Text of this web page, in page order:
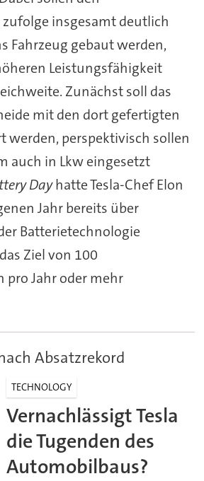
insgesamt deutlich
Fahrzeug gebaut werden,
Leistungsfähigkeit
Zunächst soll das
mit den dort gefertigten
werden, perspektivisch sollen
auch in Lkw eingesetzt
Dayhatte Tesla-Chef Elon
Jahr bereits über
Batterietechnologie
Ziel von 100
Jahr oder mehr
Absatzrekord
TECHNOLOGY
Vernachlässigt Tesla
die Tugenden des
Automobilbaus?